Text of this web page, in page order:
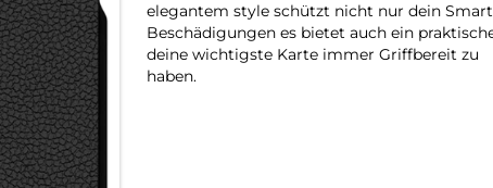
elegantem style schützt nicht nur dein
Beschädigungen es bietet auch ein
deine wichtigste Karte immer Griffbereit zu
haben.